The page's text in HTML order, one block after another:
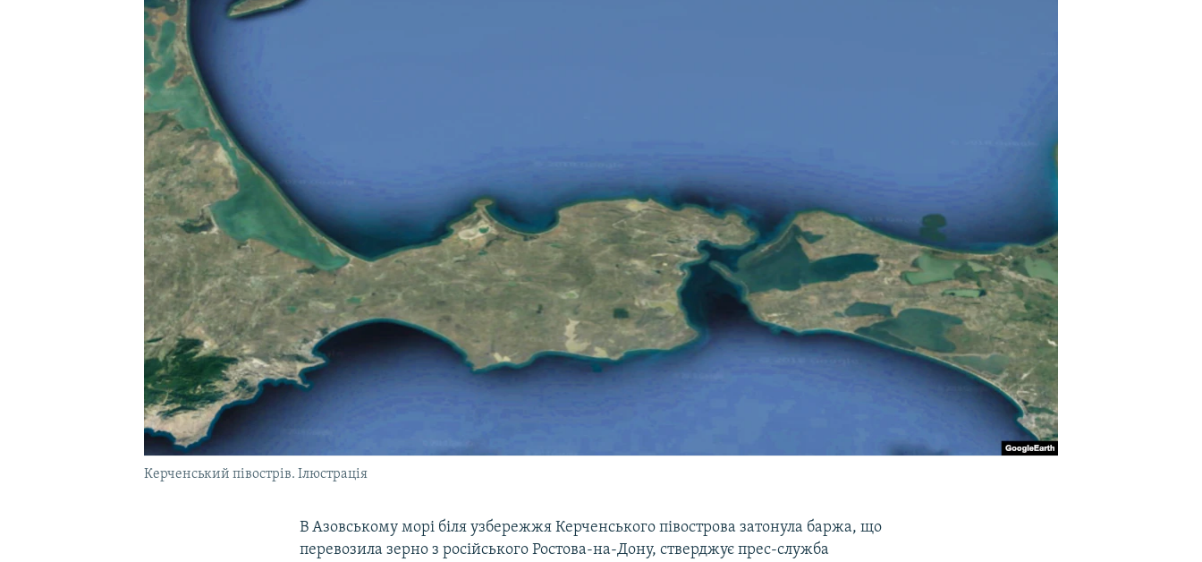
УКРАЇНСЬКА ПРОБЛЕМА КРИМУ
Керченський півострів. Ілюстрація
В Азовському морі біля узбережжя Керченського півострова затонула баржа, що
перевозила зерно з російського Ростова-на-Дону, стверджує прес-служба